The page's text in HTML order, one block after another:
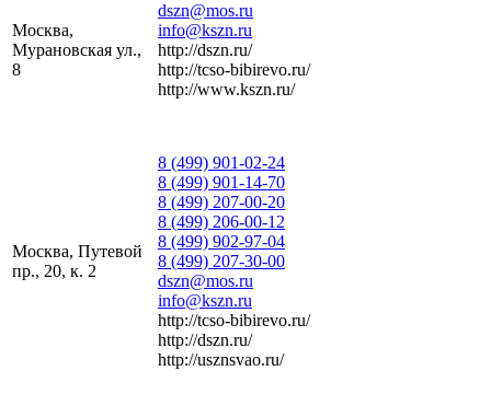
Москва,
Мурановская ул.,
8
dszn@mos.ru
info@kszn.ru
http://dszn.ru/
http://tcso-bibirevo.ru/
http://www.kszn.ru/
Москва, Путевой
пр., 20, к. 2
8 (499) 901-02-24
8 (499) 901-14-70
8 (499) 207-00-20
8 (499) 206-00-12
8 (499) 902-97-04
8 (499) 207-30-00
dszn@mos.ru
info@kszn.ru
http://tcso-bibirevo.ru/
http://dszn.ru/
http://usznsvao.ru/